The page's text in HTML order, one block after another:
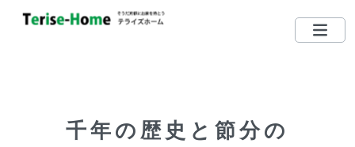
定休日：毎週水曜日 （日・祝日営業しています）
千年の歴史と節分の